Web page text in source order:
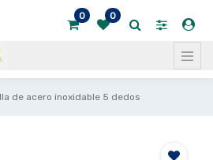
0 0
de acero inoxidable 5 dedos